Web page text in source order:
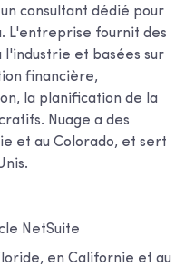
consultant dédié pour
L'entreprise fournit des
l'industrie et basées sur
financière,
la planification de la
Nuage a des
et au Colorado, et sert
NetSuite
en Californie et au